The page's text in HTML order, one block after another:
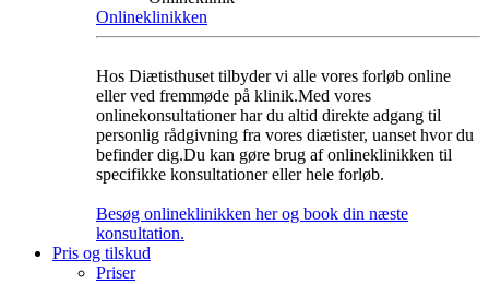
Onlineklinikken
Hos Diætisthuset tilbyder vi alle vores forløb online
eller ved fremmøde på klinik.Med vores
onlinekonsultationer har du altid direkte adgang til
personlig rådgivning fra vores diætister, uanset hvor du
befinder dig.Du kan gøre brug af onlineklinikken til
specifikke konsultationer eller hele forløb.
Besøg onlineklinikken her og book din næste
konsultation.
Pris og tilskud
Priser